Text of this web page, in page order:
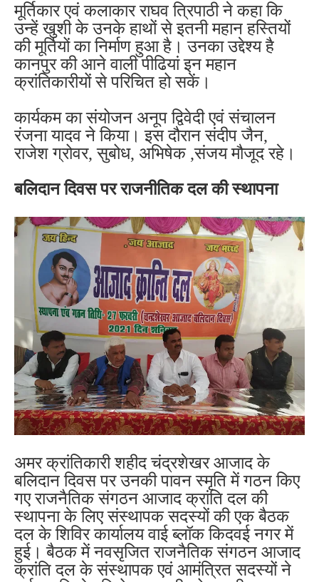
मूर्तिकार एवं कलाकार राघव त्रिपाठी ने कहा कि
उन्हें खुशी के उनके हाथों से इतनी महान हस्तियों
की मूर्तियों का निर्माण हुआ है। उनका उद्देश्य है
कानपुर की आने वाली पीढियां इन महान
क्रांतिकारीयों से परिचित हो सकें।
कार्यकम का संयोजन अनूप द्विवेदी एवं संचालन
रंजना यादव ने किया। इस दौरान संदीप जैन,
राजेश ग्रोवर, सुबोध, अभिषेक ,संजय मौजूद रहे।
बलिदान दिवस पर राजनीतिक दल की स्थापना
अमर क्रांतिकारी शहीद चंद्रशेखर आजाद के
बलिदान दिवस पर उनकी पावन स्मृति में गठन किए
गए राजनैतिक संगठन आजाद क्रांति दल की
स्थापना केलिएसंस्थापक सदस्यों की एक बैठक
दल के शिविर कार्यालय वाई ब्लॉक किदवई नगर में
हुई। बैठक में नवसृजित राजनैतिक संगठन आजाद
क्रांति दल के संस्थापक एवं आमंत्रित सदस्यों ने